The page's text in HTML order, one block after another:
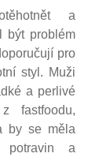
a
být problém
pro
styl. Muži
a perlivé
fastfoodu,
by se měla
potravin a